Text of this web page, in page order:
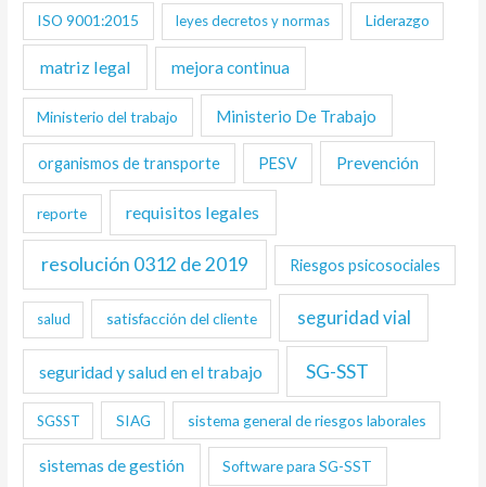
ISO 9001:2015 leyes decretos y normas Liderazgo
matriz legal mejora continua
Ministerio del trabajo Ministerio De Trabajo
organismos de transporte PESV Prevención
reporte requisitos legales
resolución 0312 de 2019 Riesgos psicosociales
salud satisfacción del cliente seguridad vial
seguridad y salud en el trabajo SG-SST
SGSST SIAG sistema general de riesgos laborales
sistemas de gestión Software para SG-SST